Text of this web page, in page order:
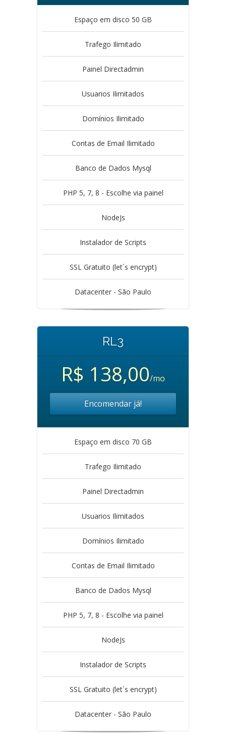
Espaço em disco 50 GB
Trafego Ilimitado
Painel Directadmin
Usuarios Ilimitados
Domínios Ilimitado
Contas de Email Ilimitado
Banco de Dados Mysql
PHP 5, 7, 8 - Escolhe via painel
NodeJs
Instalador de Scripts
SSL Gratuito (let´s encrypt)
Datacenter - São Paulo
RL3
R$ 138,00/mo
Encomendar já!
Espaço em disco 70 GB
Trafego Ilimitado
Painel Directadmin
Usuarios Ilimitados
Domínios Ilimitado
Contas de Email Ilimitado
Banco de Dados Mysql
PHP 5, 7, 8 - Escolhe via painel
NodeJs
Instalador de Scripts
SSL Gratuito (let´s encrypt)
Datacenter - São Paulo